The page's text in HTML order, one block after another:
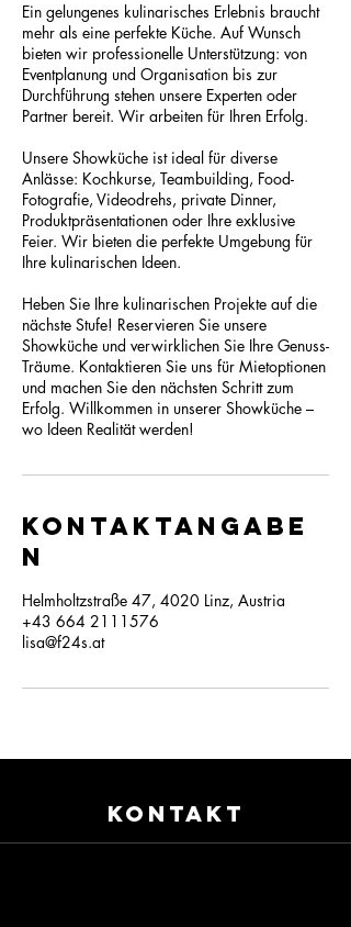
Ein gelungenes kulinarisches Erlebnis braucht
mehr als eine perfekte Küche. Auf Wunsch
bieten wir professionelle Unterstützung: von
Eventplanung und Organisation bis zur
Durchführung stehen unsere Experten oder
Partner bereit. Wir arbeiten für Ihren Erfolg.
Unsere Showküche ist ideal für diverse
Anlässe: Kochkurse, Teambuilding, Food-
Fotografie, Videodrehs, private Dinner,
Produktpräsentationen oder Ihre exklusive
Feier. Wir bieten die perfekte Umgebung für
Ihre kulinarischen Ideen.
Heben Sie Ihre kulinarischen Projekte auf die
nächste Stufe! Reservieren Sie unsere
Showküche und verwirklichen Sie Ihre Genuss-
Träume. Kontaktieren Sie uns für Mietoptionen
und machen Sie den nächsten Schritt zum
Erfolg. Willkommen in unserer Showküche –
wo Ideen Realität werden!
Kontaktangabe
n
Helmholtzstraße 47, 4020 Linz, Austria
+43 664 2111576
lisa@f24s.at
KONTAKT